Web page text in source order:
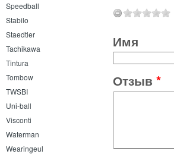
Speedball
Stabilo
Staedtler
Tachikawa
Tintura
Tombow
TWSBI
Uni-ball
Visconti
Waterman
Wearingeul
Имя
Отзыв *